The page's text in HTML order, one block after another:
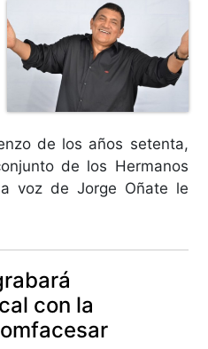
de los años setenta,
de los Hermanos
voz de Jorge Oñate le
con la